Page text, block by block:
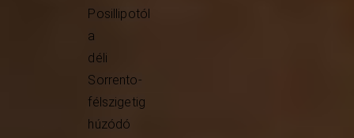
Posillipotól
a
déli
Sorrento-
félszigetig
húzódó